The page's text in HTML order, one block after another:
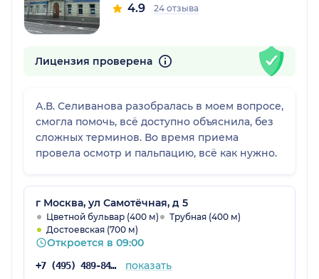
4.9 24 отзыва
Лицензия проверена
А.В. Селиванова разобралась в моем вопросе,
смогла помочь, всё доступно объяснила, без
сложных терминов. Во время приема
провела осмотр и пальпацию, всё как нужно.
г Москва, ул Самотёчная, д 5
Цветной бульвар (400 м)
Трубная (400 м)
Достоевская (700 м)
Откроется в 09:00
+7 (495) 489-84-03 показать